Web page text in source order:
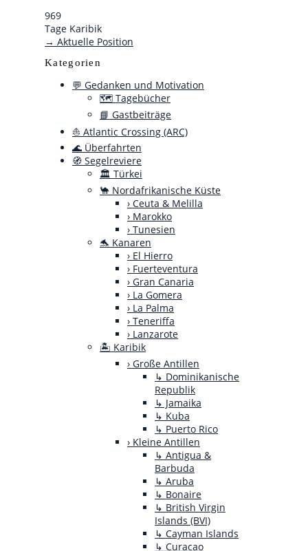
969
Tage Karibik
→ Aktuelle Position
Kategorien
💬 Gedanken und Motivation
🗺️ Tagebücher
📘 Gastbeiträge
⛵ Atlantic Crossing (ARC)
🌊 Überfahrten
🧭 Segelreviere
🏛️ Türkei
🐪 Nordafrikanische Küste
› Ceuta & Melilla
› Marokko
› Tunesien
🐬 Kanaren
› El Hierro
› Fuerteventura
› Gran Canaria
› La Gomera
› La Palma
› Teneriffa
› Lanzarote
🏝️ Karibik
› Große Antillen
↳ Dominikanische
Republik
↳ Jamaika
↳ Kuba
↳ Puerto Rico
› Kleine Antillen
↳ Antigua &
Barbuda
↳ Aruba
↳ Bonaire
↳ British Virgin
Islands (BVI)
↳ Cayman Islands
↳ Curacao